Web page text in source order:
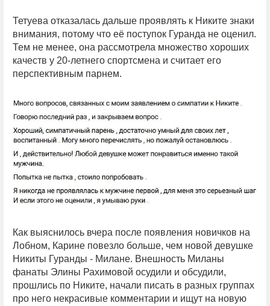
Тетуева отказалась дальше проявлять к Никите знаки
внимания, потому что её поступок Гуранда не оценил.
Тем не менее, она рассмотрела множество хороших
качеств у 20-летнего спортсмена и считает его
перспективным парнем.
Как выяснилось вчера после появления новичков на
Лобном, Карине повезло больше, чем новой девушке
Никиты Гуранды - Милане. Внешность Миланы
фанаты Элины Рахимовой осудили и обсудили,
прошлись по Никите, начали писать в разных группах
про него некрасивые комментарии и ищут на новую